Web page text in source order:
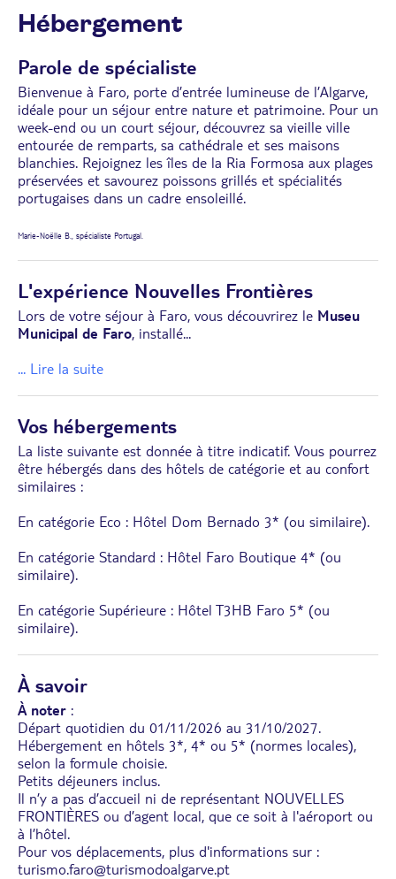
Hébergement
Parole de spécialiste
Bienvenue à Faro, porte d’entrée lumineuse de l’Algarve,
idéale pour un séjour entre nature et patrimoine. Pour un
week-end ou un court séjour, découvrez sa vieille ville
entourée de remparts, sa cathédrale et ses maisons
blanchies. Rejoignez les îles de la Ria Formosa aux plages
préservées et savourez poissons grillés et spécialités
portugaises dans un cadre ensoleillé.
Marie-Noëlle B., spécialiste Portugal.
L'expérience Nouvelles Frontières
Lors de votre séjour à Faro, vous découvrirez le Museu
Municipal de Faro, installé...
... Lire la suite
Vos hébergements
La liste suivante est donnée à titre indicatif. Vous pourrez
être hébergés dans des hôtels de catégorie et au confort
similaires :
En catégorie Eco : Hôtel Dom Bernado 3* (ou similaire).
En catégorie Standard : Hôtel Faro Boutique 4* (ou
similaire).
En catégorie Supérieure : Hôtel T3HB Faro 5* (ou
similaire).
À savoir
À noter :
Départ quotidien du 01/11/2026 au 31/10/2027.
Hébergement en hôtels 3*, 4* ou 5* (normes locales),
selon la formule choisie.
Petits déjeuners inclus.
Il n’y a pas d’accueil ni de représentant NOUVELLES
FRONTIÈRES ou d’agent local, que ce soit à l'aéroport ou
à l’hôtel.
Pour vos déplacements, plus d'informations sur :
turismo.faro@turismodoalgarve.pt